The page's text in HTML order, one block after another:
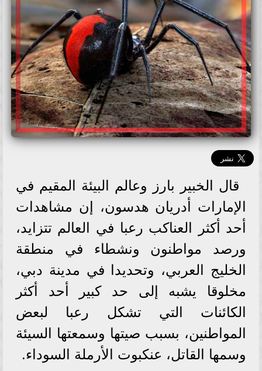
قال الخبير بارز وعالم البيئة المقيم في
الإمارات أدريان هدسون، إن مشاهدات
أحد أكثر العناكب رعبا في العالم تتزايد،
ورصد مواطنون ونشطاء في منطقة
الخليج العربي، وتحديدا في مدينة دبي،
مخلوقا يشبه إلى حد كبير أحد أكثر
الكائنات التي تشكل رعبا لبعض
المواطنين، بسبب صيتها وسمعتها السيئة
وسمها القاتل، عنكبوت الأرملة السوداء.